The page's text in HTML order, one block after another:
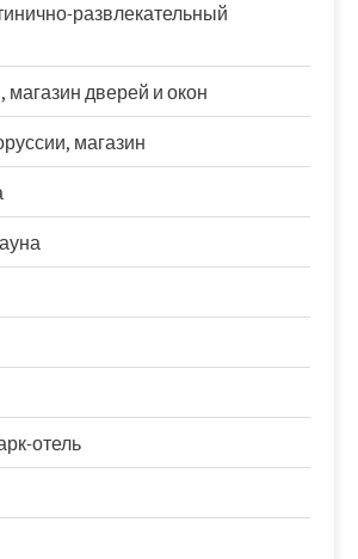
развлекательный
магазин дверей и окон
магазин
отель